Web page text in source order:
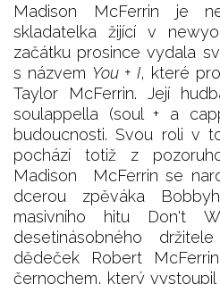
Madison McFerrin je
skladatelka žijící v
začátku prosince vydala
s názvem You + I, které
Taylor McFerrin. Její
soulappella (soul + a
budoucnosti. Svou roli v
pochází totiž z
Madison McFerrin se
dcerou zpěváka
masivního hitu Don't
desetinásobného
dědeček Robert
černochem, který